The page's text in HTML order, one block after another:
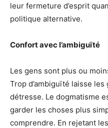
leur fermeture d’esprit
politique alternative.
Confort avec l’ambiguïté
Les gens sont plus ou
Trop d’ambiguïté laisse les
détresse. Le dogmatisme
garder les choses plus
comprendre. En rejetant